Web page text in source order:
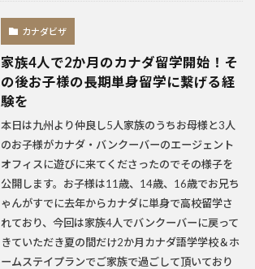
カナダビザ
家族4人で2か月のカナダ留学開始！そ
の後お子様の長期単身留学に繋げる経
験を
本日は九州より仲良し5人家族のうちお母様と3人
のお子様がカナダ・バンクーバーのエージェント
オフィスに遊びに来てくださったのでその様子を
公開します。お子様は11歳、14歳、16歳でお兄ち
ゃんがすでに去年からカナダに単身で高校留学さ
れており、今回は家族4人でバンクーバーに戻って
きていただき夏の間だけ2か月カナダ語学学校＆ホ
ームステイプランでご家族で過ごして頂いており